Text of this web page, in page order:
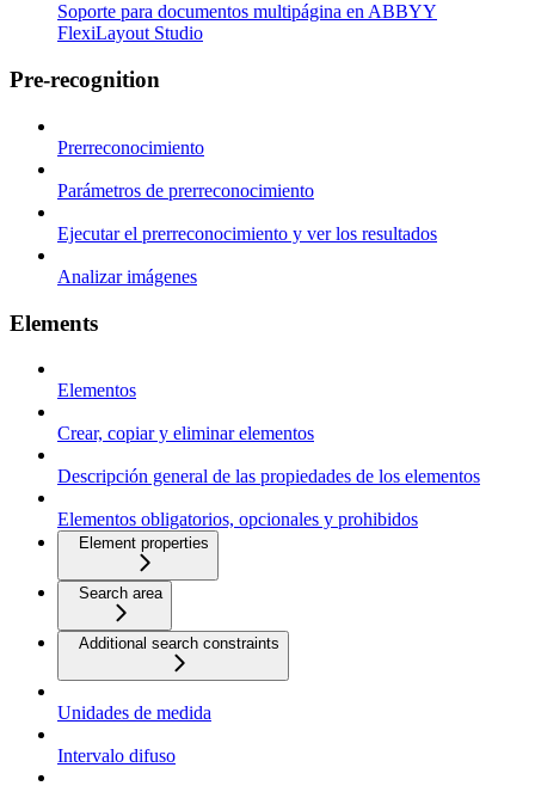
Soporte para documentos multipágina en ABBYY
FlexiLayout Studio
Pre-recognition
Prerreconocimiento
Parámetros de prerreconocimiento
Ejecutar el prerreconocimiento y ver los resultados
Analizar imágenes
Elements
Elementos
Crear, copiar y eliminar elementos
Descripción general de las propiedades de los elementos
Elementos obligatorios, opcionales y prohibidos
Element properties
Search area
Additional search constraints
Unidades de medida
Intervalo difuso